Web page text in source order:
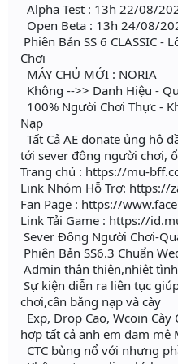
Alpha Test : 13h 22/08/
Open Beta : 13h 24/08/
Phiên Bản SS 6 CLASSIC
Chơi
MÁY CHỦ MỚI : NORIA
Không -->> Danh Hiệu -
100% Người Chơi Thực -
Nạp
Tất Cả AE donate ủng hộ
tới sever đông người chơi,
Trang chủ : https://mu-
Link Nhóm Hỗ Trợ: https://
Fan Page : https://
Link Tải Game : https://
Sever Đông Người Chơi-
Phiên Bản SS6.3 Chuẩn
Admin thân thiện,nhiệt
Sự kiện diễn ra liên tục
chơi,cân bằng nạp và cày
Exp, Drop Cao, Wcoin
hợp tất cả anh em đam mê
CTC bùng nổ với nhưng